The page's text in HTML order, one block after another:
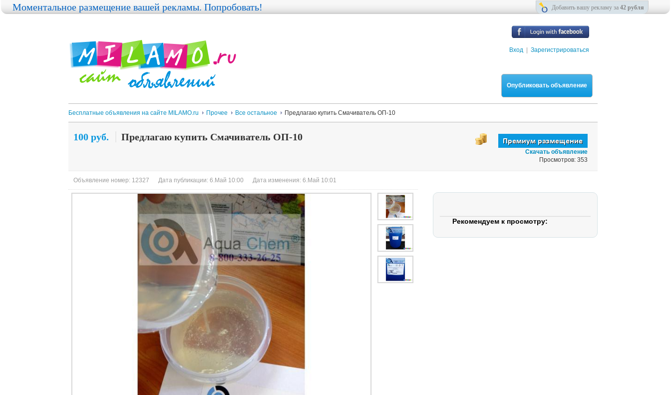
Вход Зарегистрироваться
Опубликовать объявление
Бесплатные объявления на сайте MILAMO.ru Прочее Все остальное Предлагаю купить Смачиватель ОП-10
100 руб. Предлагаю купить Смачиватель ОП-10
Скачать объявление
Просмотров: 353
Объявление номер: 12327 Дата публикации: 6.Май 10:00 Дата изменения: 6.Май 10:01
Моментальное размещение вашей рекламы. Попробовать! Добавить вашу рекламу за 42 рубля
Рекомендуем к просмотру: